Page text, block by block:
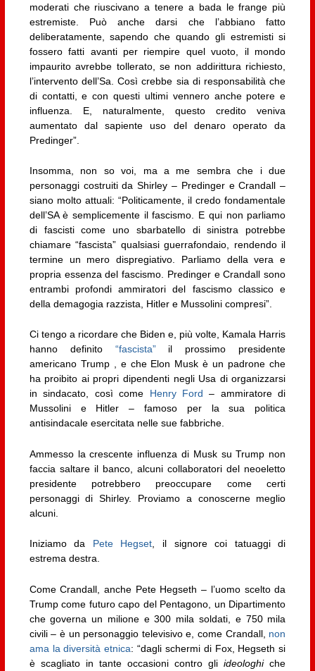
moderati che riuscivano a tenere a bada le frange più
estremiste. Può anche darsi che l’abbiano fatto
deliberatamente, sapendo che quando gli estremisti si
fossero fatti avanti per riempire quel vuoto, il mondo
impaurito avrebbe tollerato, se non addirittura richiesto,
l’intervento dell’Sa. Così crebbe sia di responsabilità che
di contatti, e con questi ultimi vennero anche potere e
influenza. E, naturalmente, questo credito veniva
aumentato dal sapiente uso del denaro operato da
Predinger”.
Insomma, non so voi, ma a me sembra che i due
personaggi costruiti da Shirley – Predinger e Crandall –
siano molto attuali: “Politicamente, il credo fondamentale
dell’SA è semplicemente il fascismo. E qui non parliamo
di fascisti come uno sbarbatello di sinistra potrebbe
chiamare “fascista” qualsiasi guerrafondaio, rendendo il
termine un mero dispregiativo. Parliamo della vera e
propria essenza del fascismo. Predinger e Crandall sono
entrambi profondi ammiratori del fascismo classico e
della demagogia razzista, Hitler e Mussolini compresi”.
Ci tengo a ricordare che Biden e, più volte, Kamala Harris
hanno definito “fascista”il prossimo presidente
americano Trump , e che Elon Musk è un padrone che
ha proibito ai propri dipendenti negli Usa di organizzarsi
in sindacato, così come Henry Ford – ammiratore di
Mussolini e Hitler – famoso per la sua politica
antisindacale esercitata nelle sue fabbriche.
Ammesso la crescente influenza di Musk su Trump non
faccia saltare il banco, alcuni collaboratori del neoeletto
presidente potrebbero preoccupare come certi
personaggi di Shirley. Proviamo a conoscerne meglio
alcuni.
Iniziamo da Pete Hegset , il signore coi tatuaggi di
estrema destra.
Come Crandall, anche Pete Hegseth – l’uomo scelto da
Trump come futuro capo del Pentagono, un Dipartimento
che governa un milione e 300 mila soldati, e 750 mila
civili – è un personaggio televisivo e, come Crandall, non
ama la diversità etnica: “dagli schermi di Fox, Hegseth si
è scagliato in tante occasioni contro gliideologhiche